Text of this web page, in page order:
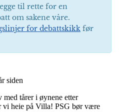
til rette for en
om sakene våre.
for debattskikk før